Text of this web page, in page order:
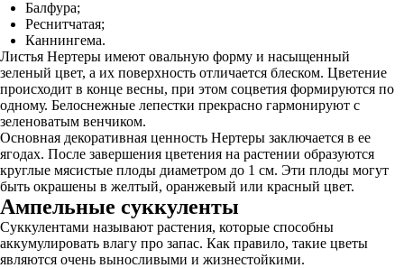
Балфура;
Реснитчатая;
Каннингема.
Листья Нертеры имеют овальную форму и насыщенный
зеленый цвет, а их поверхность отличается блеском. Цветение
происходит в конце весны, при этом соцветия формируются по
одному. Белоснежные лепестки прекрасно гармонируют с
зеленоватым венчиком.
Основная декоративная ценность Нертеры заключается в ее
ягодах. После завершения цветения на растении образуются
круглые мясистые плоды диаметром до 1 см. Эти плоды могут
быть окрашены в желтый, оранжевый или красный цвет.
Ампельные суккуленты
Суккулентами называют растения, которые способны
аккумулировать влагу про запас. Как правило, такие цветы
являются очень выносливыми и жизнестойкими.